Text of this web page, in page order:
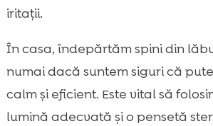
iritații.
În casa, îndepărtăm spini din
numai dacă suntem siguri că
calm și eficient. Este vital să
lumină adecvată și o pensetă